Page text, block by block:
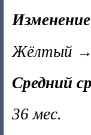
Жёлтый →
Средний
36 мес.